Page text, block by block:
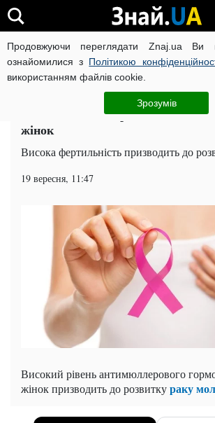
Продовжуючи переглядати Znaj.ua Ви
ознайомилися з Політикою
використанням файлів cookie.
Зрозумів
ВІЙНА РОСІЇ ПРОТИ УКРАЇНИ
Вчені виявили гормон, який
жінок
Висока фертильність призводить до
19 вересня, 11:47
Високий рівень антимюллерового
жінок призводить до розвиткураку